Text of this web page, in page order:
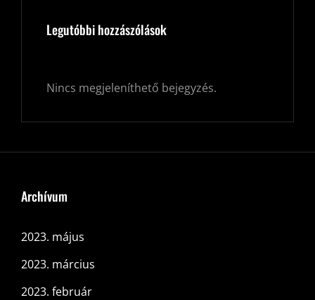
Legutóbbi hozzászólások
Nincs megjeleníthető bejegyzés.
Archívum
2023. május
2023. március
2023. február